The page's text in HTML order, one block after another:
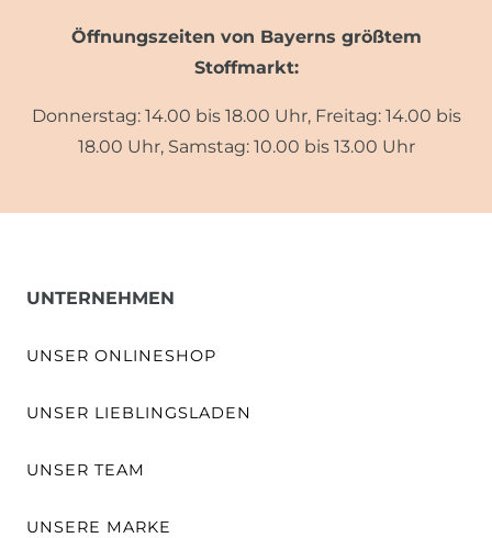
Öffnungszeiten von Bayerns größtem
Stoffmarkt:
Donnerstag: 14.00 bis 18.00 Uhr, Freitag: 14.00 bis
18.00 Uhr, Samstag: 10.00 bis 13.00 Uhr
UNTERNEHMEN
UNSER ONLINESHOP
UNSER LIEBLINGSLADEN
UNSER TEAM
UNSERE MARKE